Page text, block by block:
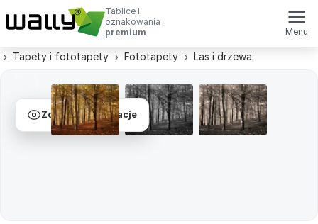
Tablice i
oznakowania
premium
Menu
Tapety i fototapety Fototapety Las i drzewa
Zobacz wizualizacje